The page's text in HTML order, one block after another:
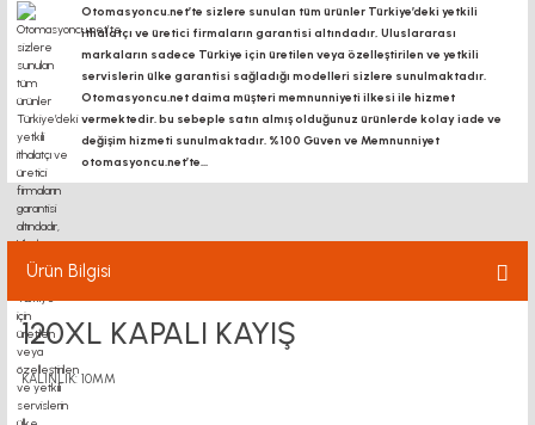
Otomasyoncu.net’te sizlere sunulan tüm ürünler Türkiye’deki yetkili
ithalatçı ve üretici firmaların garantisi altındadır, Uluslararası
markaların sadece Türkiye için üretilen veya özelleştirilen ve yetkili
servislerin ülke garantisi sağladığı modelleri sizlere sunulmaktadır.
Otomasyoncu.net daima müşteri memnunniyeti ilkesi ile hizmet
vermektedir. bu sebeple satın almış olduğunuz ürünlerde kolay iade ve
değişim hizmeti sunulmaktadır. %100 Güven ve Memnunniyet
otomasyoncu.net’te...
Ürün Bilgisi
120XL KAPALI KAYIŞ
KALINLIK: 10MM